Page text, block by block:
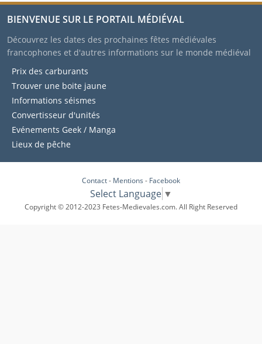
BIENVENUE SUR LE PORTAIL MÉDIÉVAL
Découvrez les dates des prochaines fêtes médiévales
francophones et d'autres informations sur le monde médiéval
Prix des carburants
Trouver une boite jaune
Informations séismes
Convertisseur d'unités
Evénements Geek / Manga
Lieux de pêche
Contact- Mentions - Facebook
Select Language ▼
Copyright © 2012-2023 Fetes-Medievales.com. All Right Reserved